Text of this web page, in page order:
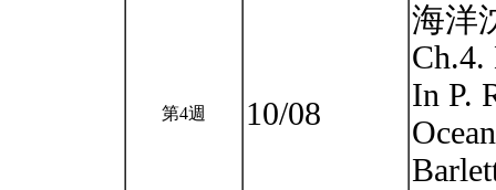
第4週 10/08
海洋
Ch.4.
In P.